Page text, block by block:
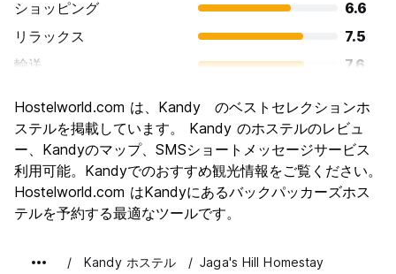
ショッピング
6.6
リラックス
7.5
輸送
7.6
文化
8.6
ナイトライフ
5.1
コストパフォーマンス
8.0
Hostelworld.com は、Kandy のベストセレクションホ
ステルを掲載しています。 Kandy のホステルのレビュ
ー、Kandyのマップ、SMSショートメッセージサービス
利用可能。Kandyでのおすすめ観光情報をご覧ください。
Hostelworld.com はKandyにあるバックパッカーズホス
テルを予約する最適なツールです。
Kandy ホステル Jaga's Hill Homestay